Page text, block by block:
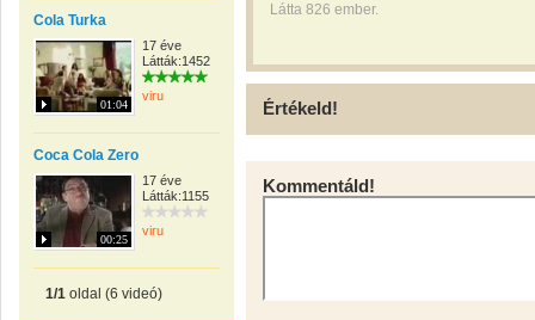
Cola Turka
01:04
17 éve
Látták:1452
viru
Coca Cola Zero
00:25
17 éve
Látták:1155
viru
1/1 oldal (6 videó)
Látta 826 ember.
Értékeld!
Kommentáld!